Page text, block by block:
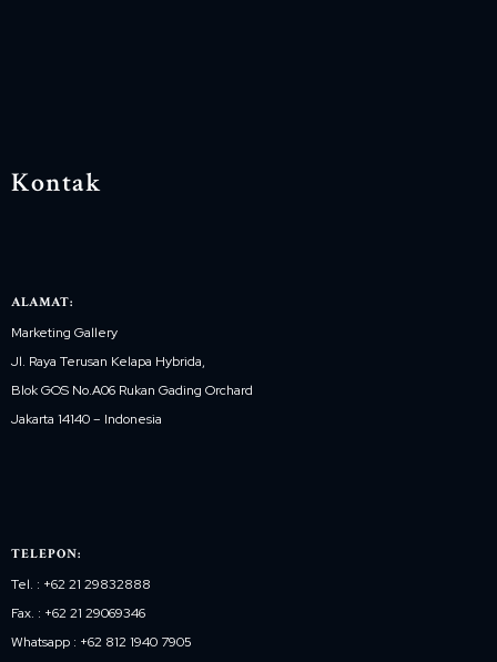
Kontak
ALAMAT:
Marketing Gallery
Jl. Raya Terusan Kelapa Hybrida,
Blok GOS No.A06 Rukan Gading Orchard
Jakarta 14140 – Indonesia
TELEPON:
Tel. : +62 21 29832888
Fax. : +62 21 29069346
Whatsapp : +62 812 1940 7905